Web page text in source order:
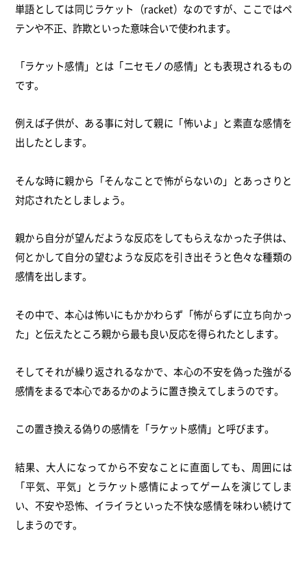
単語としては同じラケット（racket）なのですが、ここではペ
テンや不正、詐欺といった意味合いで使われます。
「ラケット感情」とは「ニセモノの感情」とも表現されるもの
です。
例えば子供が、ある事に対して親に「怖いよ」と素直な感情を
出したとします。
そんな時に親から「そんなことで怖がらないの」とあっさりと
対応されたとしましょう。
親から自分が望んだような反応をしてもらえなかった子供は、
何とかして自分の望むような反応を引き出そうと色々な種類の
感情を出します。
その中で、本心は怖いにもかかわらず「怖がらずに立ち向かっ
た」と伝えたところ親から最も良い反応を得られたとします。
そしてそれが繰り返されるなかで、本心の不安を偽った強がる
感情をまるで本心であるかのように置き換えてしまうのです。
この置き換える偽りの感情を「ラケット感情」と呼びます。
結果、大人になってから不安なことに直面しても、周囲には
「平気、平気」とラケット感情によってゲームを演じてしま
い、不安や恐怖、イライラといった不快な感情を味わい続けて
しまうのです。